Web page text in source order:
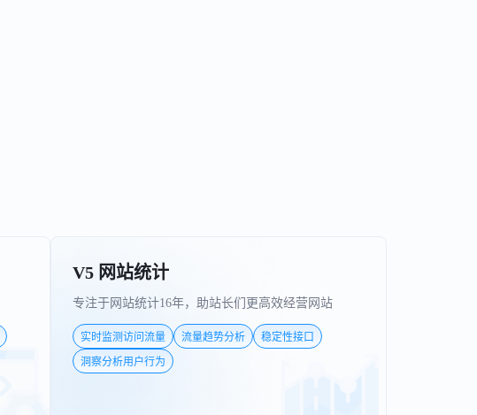
V5 网站统计
专注于网站统计16年，助站长们更高效经营网站
实时监测访问流量 流量趋势分析
稳定性接口
洞察分析用户行为